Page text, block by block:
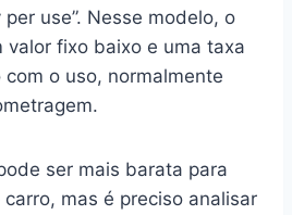
use”. Nesse modelo, o
valor fixo baixo e uma taxa
o uso, normalmente
ser mais barata para
mas é preciso analisar